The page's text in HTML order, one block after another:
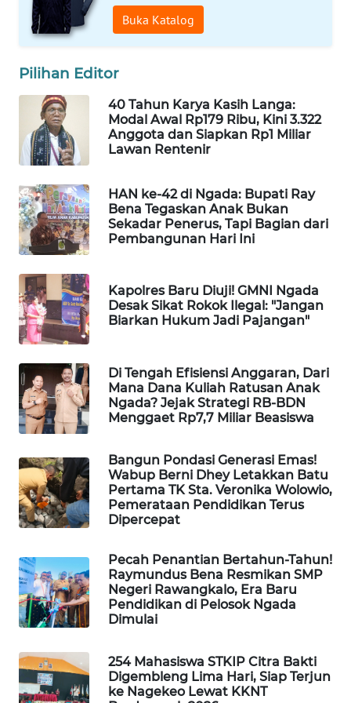
Buka Katalog
Pilihan Editor
40 Tahun Karya Kasih Langa:
Modal Awal Rp179 Ribu, Kini 3.322
Anggota dan Siapkan Rp1 Miliar
Lawan Rentenir
HAN ke-42 di Ngada: Bupati Ray
Bena Tegaskan Anak Bukan
Sekadar Penerus, Tapi Bagian dari
Pembangunan Hari Ini
Kapolres Baru Diuji! GMNI Ngada
Desak Sikat Rokok Ilegal: "Jangan
Biarkan Hukum Jadi Pajangan"
Di Tengah Efisiensi Anggaran, Dari
Mana Dana Kuliah Ratusan Anak
Ngada? Jejak Strategi RB-BDN
Menggaet Rp7,7 Miliar Beasiswa
Bangun Pondasi Generasi Emas!
Wabup Berni Dhey Letakkan Batu
Pertama TK Sta. Veronika Wolowio,
Pemerataan Pendidikan Terus
Dipercepat
Pecah Penantian Bertahun-Tahun!
Raymundus Bena Resmikan SMP
Negeri Rawangkalo, Era Baru
Pendidikan di Pelosok Ngada
Dimulai
254 Mahasiswa STKIP Citra Bakti
Digembleng Lima Hari, Siap Terjun
ke Nagekeo Lewat KKNT
WAHANA
WAHANA
DESA
WISATA
WAHANA
Wahana
Network
KONSUMEN
LISTRIK
MASYARAKAT
KELISTRIKAN
WALINKI
ID
MAWAKA
ID
MARTABAT
PLN
WATCH
LPKKI